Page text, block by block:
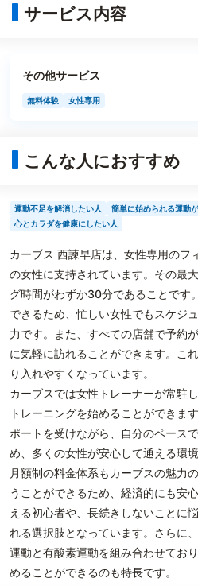
サービス内容
その他サービス
無料体験 女性専用
こんな人におすすめ
運動不足を解消したい人
簡単に始められる運動
心とカラダを健康にしたい人
カーブス 西諫早店は、女性専用のフ
の女性に支持されています。その最
グ時間がわずか30分であることです
できるため、忙しい女性でもスケジ
力です。また、すべての店舗で予約
に気軽に訪れることができます。こ
り入れやすくなっています。
カーブスでは女性トレーナーが常駐
トレーニングを始めることができま
ポートを受けながら、自分のペース
め、多くの女性が安心して通える環
月額制の料金体系もカーブスの魅力
うことができるため、経済的にも安
える初心者や、長続きしないことに
れる選択肢となっています。さらに
運動と有酸素運動を組み合わせてお
めることができるのも特長です。